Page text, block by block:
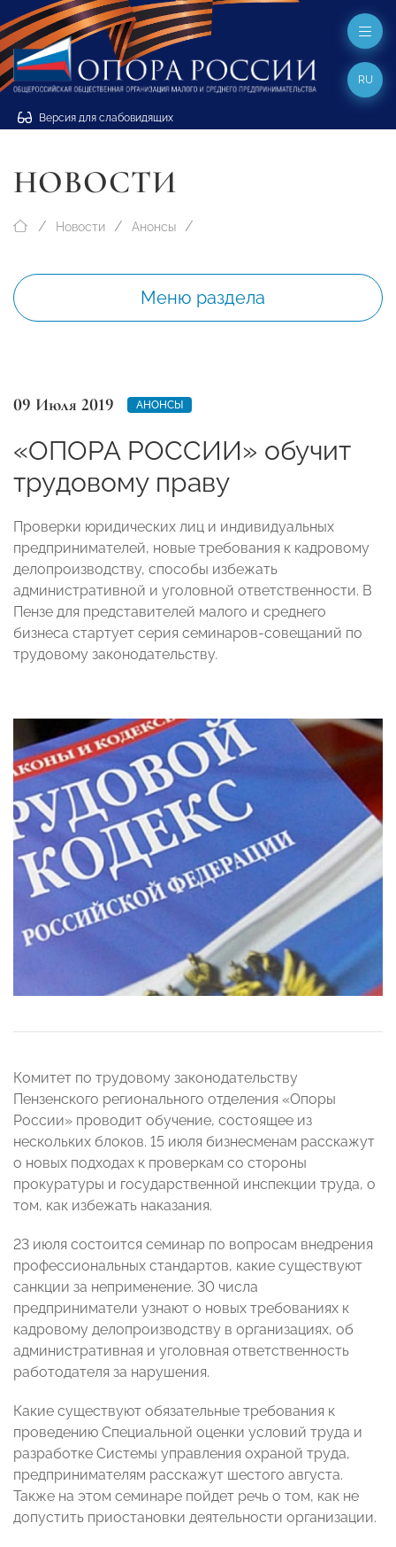
Версия для слабовидящих
RU
НОВОСТИ
Новости Анонсы
Меню раздела
09 Июля 2019 АНОНСЫ
«ОПОРА РОССИИ» обучит
трудовому праву
Проверки юридических лиц и индивидуальных
предпринимателей, новые требования к кадровому
делопроизводству, способы избежать
административной и уголовной ответственности. В
Пензе для представителей малого и среднего
бизнеса стартует серия семинаров-совещаний по
трудовому законодательству.
Комитет по трудовому законодательству
Пензенского регионального отделения «Опоры
России» проводит обучение, состоящее из
нескольких блоков. 15 июля бизнесменам расскажут
о новых подходах к проверкам со стороны
прокуратуры и государственной инспекции труда, о
том, как избежать наказания.
23 июля состоится семинар по вопросам внедрения
профессиональных стандартов, какие существуют
санкции за неприменение. 30 числа
предприниматели узнают о новых требованиях к
кадровому делопроизводству в организациях, об
административная и уголовная ответственность
работодателя за нарушения.
Какие существуют обязательные требования к
проведению Специальной оценки условий труда и
разработке Системы управления охраной труда,
предпринимателям расскажут шестого августа.
Также на этом семинаре пойдет речь о том, как не
допустить приостановки деятельности организации.